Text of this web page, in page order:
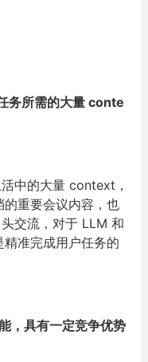
务所需的大量 conte
中的大量 context，
重要会议内容，也
交流，对于 LLM 和
准完成用户任务的
，具有一定竞争优势